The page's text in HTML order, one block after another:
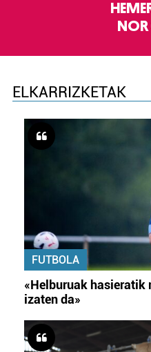
ELKARRIZKETAK
FUTBOLA
«Helburuak hasieratik
izaten da»